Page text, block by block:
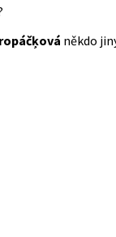
někdo